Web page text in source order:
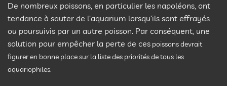
De nombreux poissons, en particulier les napoléons, ont
tendance à sauter de l’aquarium lorsqu’ils sont effrayés
ou poursuivis par un autre poisson. Par conséquent, une
solution pour empêcher la perte de ces poissons devrait
figurer en bonne place sur la liste des priorités de tous les
aquariophiles.